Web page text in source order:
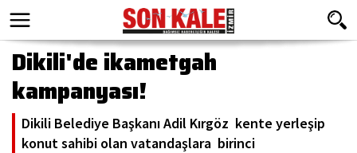
Dikili'de ikametgah
kampanyası!
Dikili Belediye Başkanı Adil Kırgöz kente yerleşip
konut sahibi olan vatandaşlara birinci